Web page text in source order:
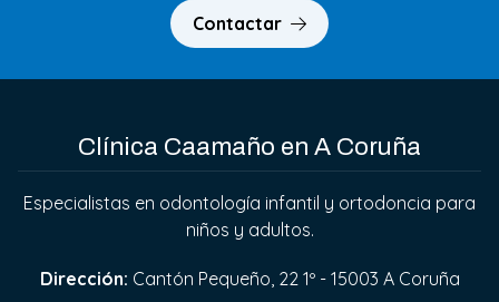
Contactar
Clínica Caamaño en A Coruña
Especialistas en odontología infantil y ortodoncia para
niños y adultos.
Dirección: Cantón Pequeño, 22 1º - 15003 A Coruña